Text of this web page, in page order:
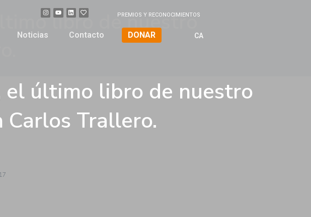
PREMIOS Y RECONOCIMIENTOS
Noticias Contacto DONAR CA
libro de nuestro
el último libro de nuestro
Carlos Trallero.